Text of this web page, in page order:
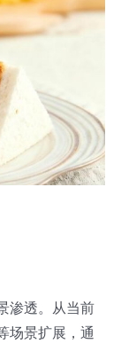
渗透。从当前
场景扩展，通